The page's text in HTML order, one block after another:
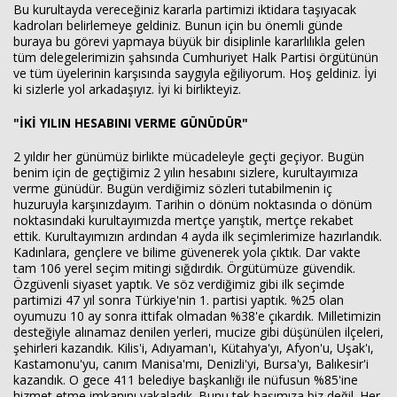
Bu kurultayda vereceğiniz kararla partimizi iktidara taşıyacak
kadroları belirlemeye geldiniz. Bunun için bu önemli günde
buraya bu görevi yapmaya büyük bir disiplinle kararlılıkla gelen
tüm delegelerimizin şahsında Cumhuriyet Halk Partisi örgütünün
ve tüm üyelerinin karşısında saygıyla eğiliyorum. Hoş geldiniz. İyi
ki sizlerle yol arkadaşıyız. İyi ki birlikteyiz.
"İKİ YILIN HESABINI VERME GÜNÜDÜR"
2 yıldır her günümüz birlikte mücadeleyle geçti geçiyor. Bugün
benim için de geçtiğimiz 2 yılın hesabını sizlere, kurultayımıza
verme günüdür. Bugün verdiğimiz sözleri tutabilmenin iç
huzuruyla karşınızdayım. Tarihin o dönüm noktasında o dönüm
noktasındaki kurultayımızda mertçe yarıştık, mertçe rekabet
ettik. Kurultayımızın ardından 4 ayda ilk seçimlerimize hazırlandık.
Kadınlara, gençlere ve bilime güvenerek yola çıktık. Dar vakte
tam 106 yerel seçim mitingi sığdırdık. Örgütümüze güvendik.
Özgüvenli siyaset yaptık. Ve söz verdiğimiz gibi ilk seçimde
partimizi 47 yıl sonra Türkiye'nin 1. partisi yaptık. %25 olan
oyumuzu 10 ay sonra ittifak olmadan %38'e çıkardık. Milletimizin
desteğiyle alınamaz denilen yerleri, mucize gibi düşünülen ilçeleri,
şehirleri kazandık. Kilis'i, Adıyaman'ı, Kütahya'yı, Afyon'u, Uşak'ı,
Kastamonu'yu, canım Manisa'mı, Denizli'yi, Bursa'yı, Balıkesir'i
kazandık. O gece 411 belediye başkanlığı ile nüfusun %85'ine